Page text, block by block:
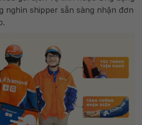
nghìn shipper sẵn sàng nhận đơn